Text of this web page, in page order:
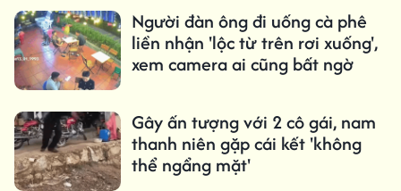
Người đàn ông đi uống cà phê
liền nhận 'lộc từ trên rơi xuống',
xem camera ai cũng bất ngờ
Gây ấn tượng với 2 cô gái, nam
thanh niên gặp cái kết 'không
thể ngẩng mặt'